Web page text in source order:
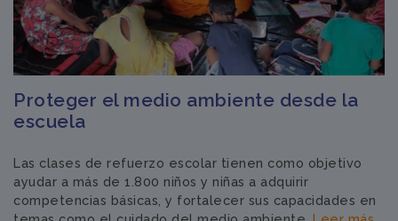
Proteger el medio ambiente desde la
escuela
Las clases de refuerzo escolar tienen como objetivo
ayudar a más de 1.800 niños y niñas a adquirir
competencias básicas, y fortalecer sus capacidades en